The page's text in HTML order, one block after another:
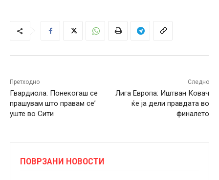
Претходно
Гвардиола: Понекогаш се
прашувам што правам се’
уште во Сити
Следно
Лига Европа: Иштван Ковач
ќе ја дели правдата во
финалето
ПОВРЗАНИ НОВОСТИ